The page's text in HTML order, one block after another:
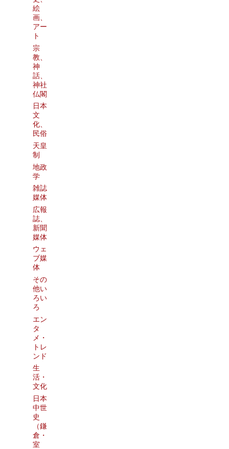
絵
画、
アー
ト
宗
教、
神
話、
神社
仏閣
日本
文
化、
民俗
天皇
制
地政
学
雑誌
媒体
広報
誌、
新聞
媒体
ウェ
ブ媒
体
その
他い
ろい
ろ
エン
タ
メ・
トレ
ンド
生
活・
文化
日本
中世
史
（鎌
倉・
室